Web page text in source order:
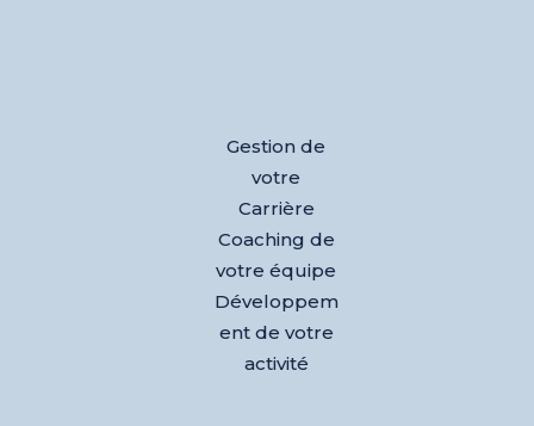
Gestion de
votre
Carrière
Coaching de
votre équipe
Développem
ent de votre
activité